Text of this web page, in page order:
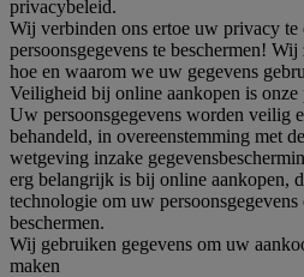
privacybeleid.
Wij verbinden ons ertoe uw privacy te
persoonsgegevens te beschermen!
hoe en waarom we uw gegevens
Veiligheid bij online aankopen is
Uw persoonsgegevens worden veilig
behandeld, in overeenstemming met
wetgeving inzake
erg belangrijk is bij online aankopen,
technologie om uw persoonsgegevens
beschermen.
Wij gebruiken gegevens om uw
maken